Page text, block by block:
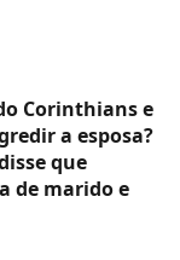
Corinthians e
a esposa?
que
de marido e